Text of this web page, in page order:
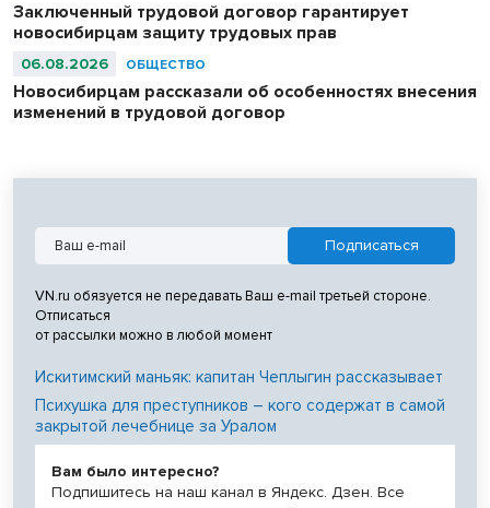
Заключенный трудовой договор гарантирует
новосибирцам защиту трудовых прав
06.08.2026 ОБЩЕСТВО
Новосибирцам рассказали об особенностях внесения
изменений в трудовой договор
VN.ru обязуется не передавать Ваш e-mail третьей стороне.
Отписаться
от рассылки можно в любой момент
Искитимский маньяк: капитан Чеплыгин рассказывает
Психушка для преступников – кого содержат в самой
закрытой лечебнице за Уралом
Вам было интересно?
Подпишитесь на наш канал в Яндекс. Дзен. Все